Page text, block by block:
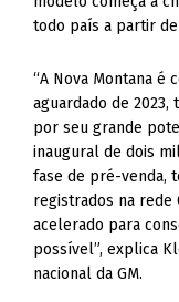
todo país a partir
“A Nova Montana é
aguardado de
por seu grande
inaugural de dois
fase de pré-venda,
registrados na rede
acelerado para
possível”, explica
nacional da GM.